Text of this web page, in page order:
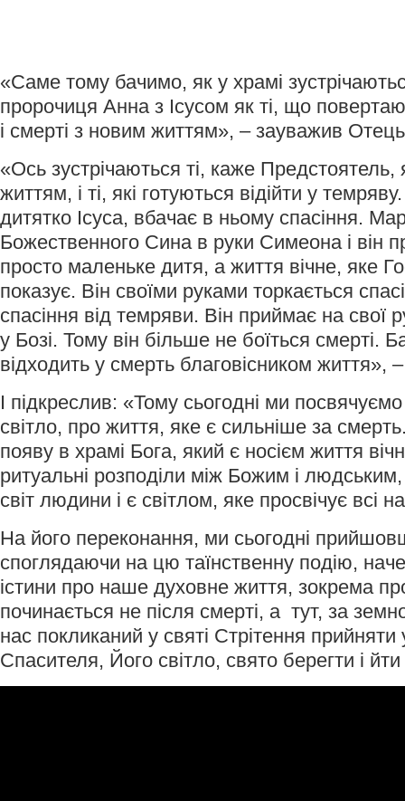
«Саме тому бачимо, як у храмі
пророчиця Анна з Ісусом як ті, що
і смерті з новим життям», – зауважив
«Ось зустрічаються ті, каже Предстоятель,
життям, і ті, які готуються відійти у
дитятко Ісуса, вбачає в ньому спасіння.
Божественного Сина в руки Симеона і він
просто маленьке дитя, а життя вічне, яке
показує. Він своїми руками торкається
спасіння від темряви. Він приймає на свої
у Бозі. Тому він більше не боїться смерті.
відходить у смерть благовісником життя»,
І підкреслив: «Тому сьогодні ми
світло, про життя, яке є сильніше за
появу в храмі Бога, який є носієм життя
ритуальні розподіли між Божим і
світ людини і є світлом, яке просвічує всі
На його переконання, ми сьогодні
споглядаючи на цю таїнственну подію,
істини про наше духовне життя, зокрема
починається не після смерті, а тут, за
нас покликаний у святі Стрітення прийняти
Спасителя, Його світло, свято берегти і